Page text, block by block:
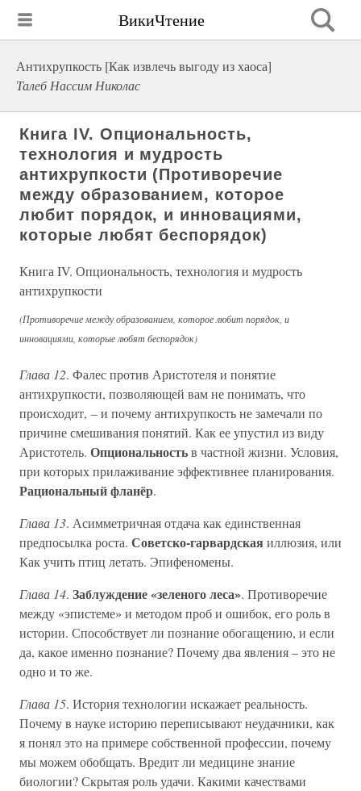
ВикиЧтение
Антихрупкость [Как извлечь выгоду из хаоса]
Талеб Нассим Николас
Книга IV. Опциональность,
технология и мудрость
антихрупкости (Противоречие
между образованием, которое
любит порядок, и инновациями,
которые любят беспорядок)
Книга IV. Опциональность, технология и мудрость
антихрупкости
(Противоречие между образованием, которое любит порядок, и
инновациями, которые любят беспорядок)
Глава 12. Фалес против Аристотеля и понятие
антихрупкости, позволяющей вам не понимать, что
происходит, – и почему антихрупкость не замечали по
причине смешивания понятий. Как ее упустил из виду
Аристотель. Опциональностьв частной жизни. Условия,
при которых прилаживание эффективнее планирования.
Рациональный фланёр.
Глава 13. Асимметричная отдача как единственная
предпосылка роста. Советско-гарвардская иллюзия, или
Как учить птиц летать. Эпифеномены.
Глава 14. Заблуждение «зеленого леса». Противоречие
между «эпистеме» и методом проб и ошибок, его роль в
истории. Способствует ли познание обогащению, и если
да, какое именно познание? Почему два явления – это не
одно и то же.
Глава 15. История технологии искажает реальность.
Почему в науке историю переписывают неудачники, как
я понял это на примере собственной профессии, почему
мы можем обобщать. Вредит ли медицине знание
биологии? Скрытая роль удачи. Какими качествами